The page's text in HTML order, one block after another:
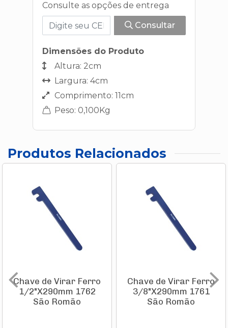
Consulte as opções de entrega
Consultar
Dimensões do Produto
Altura: 2cm
Largura: 4cm
Comprimento: 11cm
Peso: 0,100Kg
Produtos Relacionados
Chave de Virar Ferro
1/2"X290mm 1762
São Romão
Chave de Virar Ferro
3/8"X290mm 1761
São Romão